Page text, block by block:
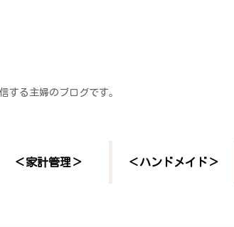
する主婦のブログです。
＜家計管理＞ ＜ハンドメイド＞